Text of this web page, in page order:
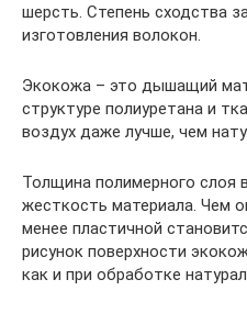
шерсть. Степень сходства
изготовления волокон.
Экокожа – это дышащий
структуре полиуретана и
воздух даже лучше, чем
Толщина полимерного слоя
жесткость материала. Чем
менее пластичной
рисунок поверхности
как и при обработке